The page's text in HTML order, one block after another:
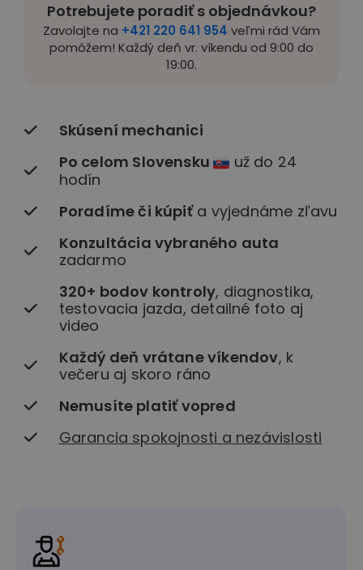
Potrebujete poradiť s objednávkou?
Zavolajte na +421 220 641 954 veľmi rád Vám
pomôžem! Každý deň vr. víkendu od 9:00 do
19:00.
Skúsení mechanici
Po celom Slovensku
už do 24
hodín
Poradíme či kúpiťa vyjednáme zľavu
Konzultácia vybraného auta
zadarmo
320+ bodov kontroly, diagnostika,
testovacia jazda, detailné foto aj
video
Každý deň vrátane víkendov, k
večeru aj skoro ráno
Nemusíte platiť vopred
Garancia spokojnosti a nezávislosti